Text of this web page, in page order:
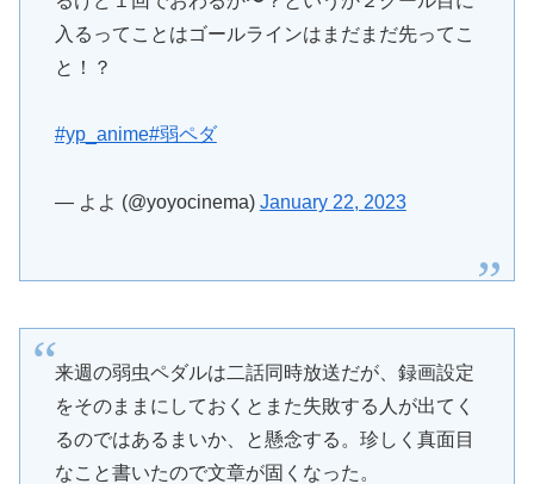
入るってことはゴールラインはまだまだ先ってこ
と！？
#yp_anime #弱ペダ
— よよ (@yoyocinema) January 22, 2023
来週の弱虫ペダルは二話同時放送だが、録画設定
をそのままにしておくとまた失敗する人が出てく
るのではあるまいか、と懸念する。珍しく真面目
なこと書いたので文章が固くなった。